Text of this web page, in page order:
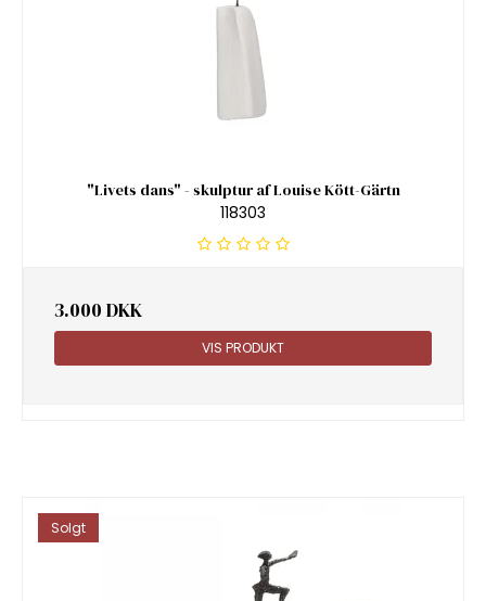
"Livets dans" - skulptur af Louise Kött-Gärtn
118303
3.000 DKK
VIS PRODUKT
Solgt